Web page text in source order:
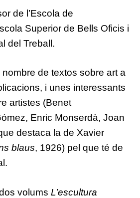
de l’Escola de
Superior de Bells Oficis i
del Treball.
de textos sobre art a
i unes interessants
artistes (Benet
, Enric Monserdà, Joan
destaca la de Xavier
blaus, 1926) pel que té de
volums L’escultura